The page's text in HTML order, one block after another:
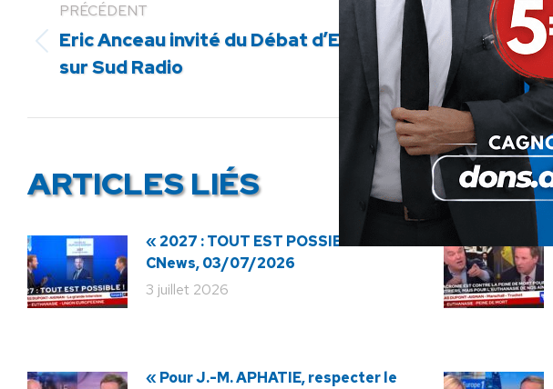
PRÉCÉDENT
Article
précédent
Eric Anceau invité du Débat d’Expert
sur Sud Radio
Article
suivant
NDA sur
faut
ARTICLES LIÉS
« 2027 : TOUT EST POSSIBLE ! » ·
CNews, 03/07/2026
3 juillet 2026
« Pour J.-M. APHATIE, respecter le